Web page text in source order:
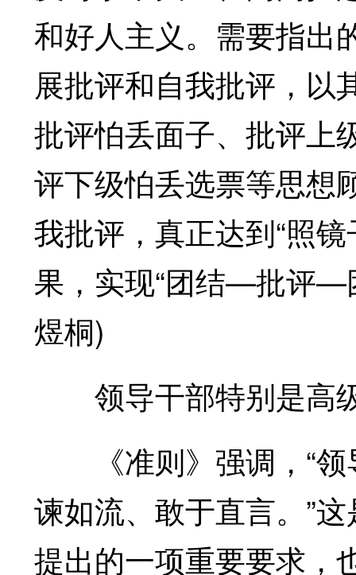
和好人主义。需要指出
展批评和自我批评，以
批评怕丢面子、批评上
评下级怕丢选票等思想
我批评，真正达到“照
果，实现“团结—批评—
煜桐)
领导干部特别是高
《准则》强调，“领
谏如流、敢于直言。”
提出的一项重要要求，